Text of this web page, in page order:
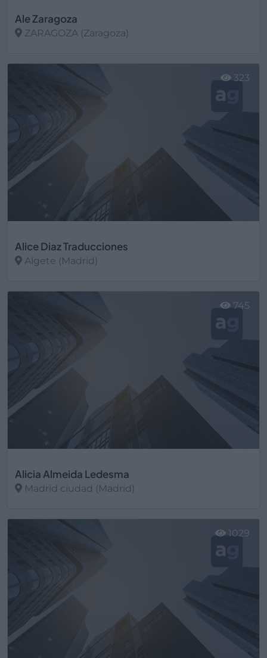
Ale Zaragoza
ZARAGOZA (Zaragoza)
Alice Diaz Traducciones
Algete (Madrid)
323
Alicia Almeida Ledesma
Madrid ciudad (Madrid)
745
1029